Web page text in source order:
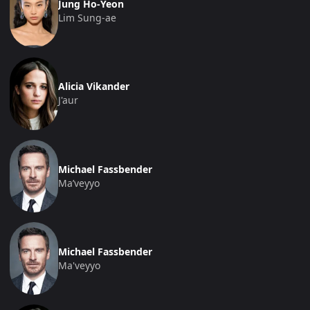
Oceans » (2016). (Source : Wikipedia, 2026) Jung Ho-
yeon, révélée internationalement par « Squid Game »,
retrouve un registre de genre. Les quatre acteurs
américains ne parlent pas coréen dans le film,
incarnant les entités extraterrestres, dont les noms ont
une phonétique délibérément étrangère. (Source :
Korea Times, 2026)
Synopsis : une ville portuaire face à
l'inexplicable
Le film se situe à Hopo, village portuaire fictif proche
de la Zone Démilitarisée entre les deux Corées,
parsemé d'anciens panneaux de propagande. Un bœuf
est retrouvé mort par des chasseurs, la carcasse
lacérée de plaies profondes. Le lieutenant Beom-seok,
lunettes noires et veste en cuir, patrouille à la
recherche d'une bête sauvage et découvre des scènes
de destruction massive, comme si un bulldozer avait
traversé les rues et bâtiments. (Source :
Jung Ho-Yeon
Lim Sung-ae
Alicia Vikander
J'aur
Michael Fassbender
Ma’veyyo
Michael Fassbender
Ma'veyyo